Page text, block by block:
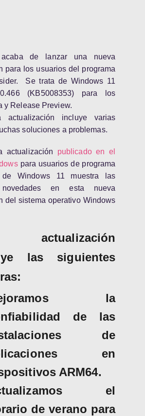
de lanzar una nueva
para los usuarios del programa
Se trata de Windows 11
(KB5008353) para los
y Release Preview.
actualización incluye varias
soluciones a problemas.
actualización publicado en el
para usuarios de programa
Windows 11 muestra las
novedades en esta nueva
del sistema operativo Windows
actualización
las siguientes
la
de las
de
en
ARM64.
el
de verano para